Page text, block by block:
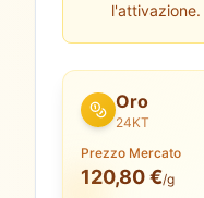
l'attivazione.
Oro
24KT
Prezzo Mercato
120,80 €/g